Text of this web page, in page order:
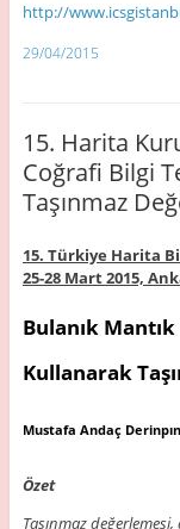
http://
29/04/2015
15. Harita
Coğrafi Bilgi
Taşınmaz
15. Türkiye Harita
25-28 Mart 2015,
Bulanık
Kullanarak
Mustafa Andaç
Özet
Taşınmaz